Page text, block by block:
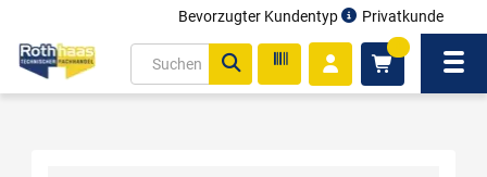
Bevorzugter Kundentyp Privatkunde